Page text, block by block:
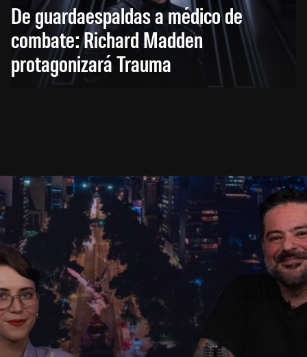
De guardaespaldas a médico de
combate: Richard Madden
protagonizará Trauma